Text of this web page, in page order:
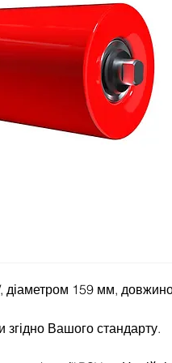
діаметром 159 мм,
згідно Вашого стандарту.